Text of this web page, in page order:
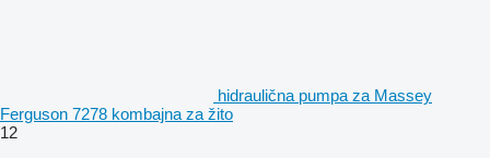
hidraulična pumpa za Massey
Ferguson 7278 kombajna za žito
12